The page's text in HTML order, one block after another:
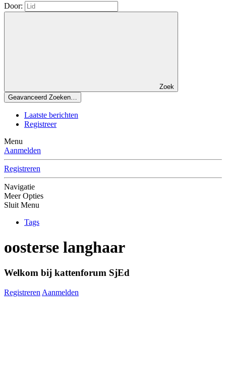
Door:
Zoek
Geavanceerd Zoeken…
Laatste berichten
Registreer
Menu
Aanmelden
Registreren
Navigatie
Meer Opties
Sluit Menu
Tags
oosterse langhaar
Welkom bij kattenforum SjEd
Registreren Aanmelden